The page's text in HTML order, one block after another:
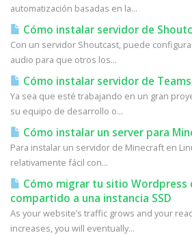
automatización basadas en la...
Cómo instalar servidor de
Con un servidor Shoutcast, puede
audio para que otros los...
Cómo instalar servidor de
Ya sea que esté trabajando en un gran
su equipo de desarrollo o...
Cómo instalar un server para
Para instalar un servidor de Minecraft en
relativamente fácil con...
Cómo migrar tu sitio Wordpress
compartido a una instancia SSD
As your website’s traffic grows and your
increases, you will eventually...